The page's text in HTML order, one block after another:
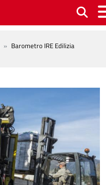
Barometro IRE Edilizia